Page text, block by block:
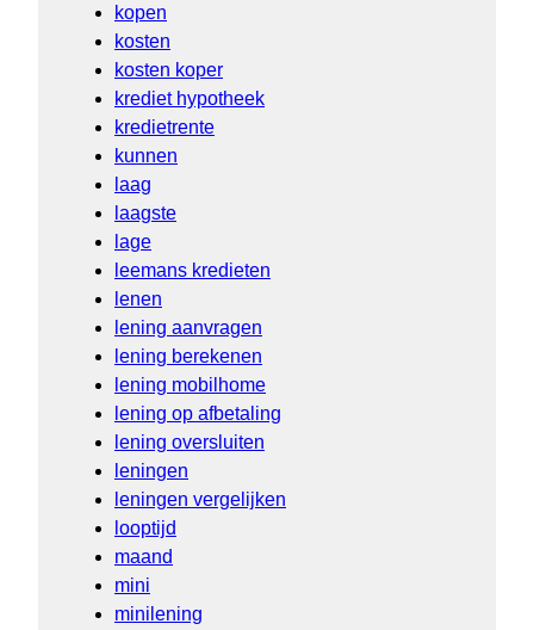
kopen
kosten
kosten koper
krediet hypotheek
kredietrente
kunnen
laag
laagste
lage
leemans kredieten
lenen
lening aanvragen
lening berekenen
lening mobilhome
lening op afbetaling
lening oversluiten
leningen
leningen vergelijken
looptijd
maand
mini
minilening